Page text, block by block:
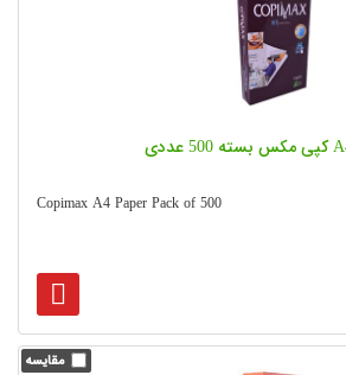
Copimax A4 Paper Pack of 500